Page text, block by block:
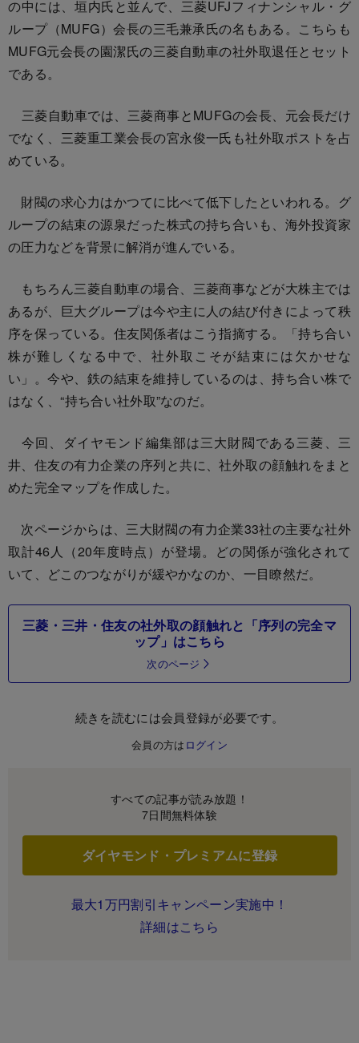
の中には、垣内氏と並んで、三菱UFJフィナンシャル・グ
ループ（MUFG）会長の三毛兼承氏の名もある。こちらも
MUFG元会長の園潔氏の三菱自動車の社外取退任とセット
である。
三菱自動車では、三菱商事とMUFGの会長、元会長だけ
でなく、三菱重工業会長の宮永俊一氏も社外取ポストを占
めている。
財閥の求心力はかつてに比べて低下したといわれる。グ
ループの結束の源泉だった株式の持ち合いも、海外投資家
の圧力などを背景に解消が進んでいる。
もちろん三菱自動車の場合、三菱商事などが大株主では
あるが、巨大グループは今や主に人の結び付きによって秩
序を保っている。住友関係者はこう指摘する。「持ち合い
株が難しくなる中で、社外取こそが結束には欠かせな
い」。今や、鉄の結束を維持しているのは、持ち合い株で
はなく、“持ち合い社外取”なのだ。
今回、ダイヤモンド編集部は三大財閥である三菱、三
井、住友の有力企業の序列と共に、社外取の顔触れをまと
めた完全マップを作成した。
次ページからは、三大財閥の有力企業33社の主要な社外
取計46人（20年度時点）が登場。どの関係が強化されて
いて、どこのつながりが緩やかなのか、一目瞭然だ。
三菱・三井・住友の社外取の顔触れと「序列の完全マ
ップ」はこちら
次のページ
続きを読むには会員登録が必要です。
会員の方は ログイン
すべての記事が読み放題！
7日間無料体験
ダイヤモンド・プレミアムに登録
最大1万円割引キャンペーン実施中！
詳細はこちら